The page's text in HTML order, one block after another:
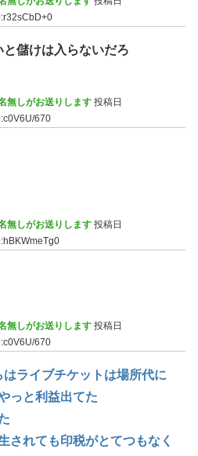
儲けは入らないだろ
無しがお送りします 投稿日
670
無しがお送りします 投稿日
無しがお送りします 投稿日
670
ライブチケットは場所代に
っと利益出てた
されても印税がとてつもなく